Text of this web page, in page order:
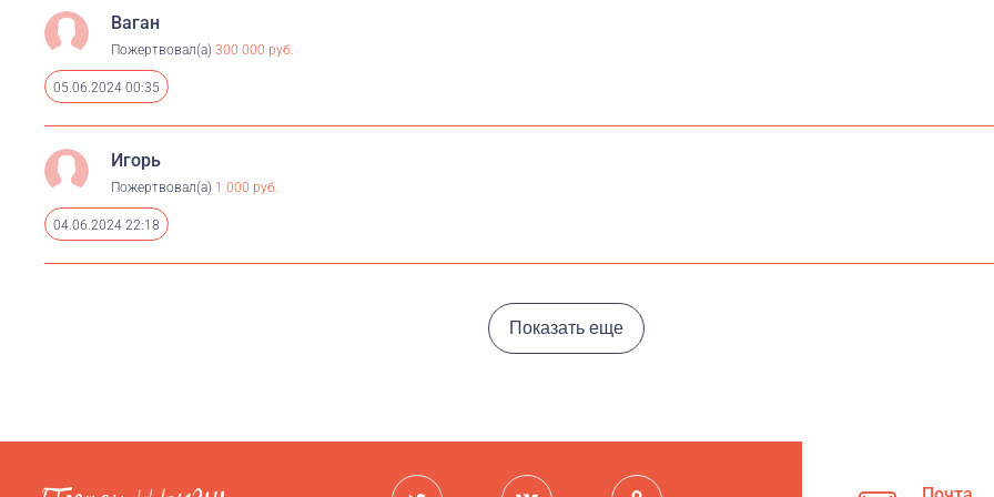
Ваган
Пожертвовал(а) 300 000 руб.
05.06.2024 00:35
Игорь
Пожертвовал(а) 1 000 руб.
04.06.2024 22:18
Показать еще